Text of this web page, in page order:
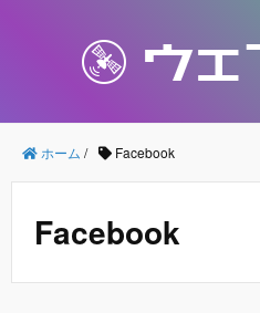
ホーム / Facebook
Facebook